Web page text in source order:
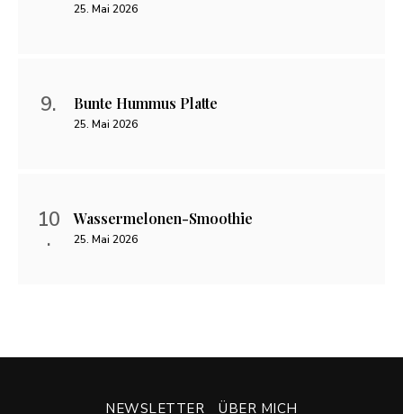
25. Mai 2026
Bunte Hummus Platte
25. Mai 2026
Wassermelonen-Smoothie
25. Mai 2026
NEWSLETTER ÜBER MICH